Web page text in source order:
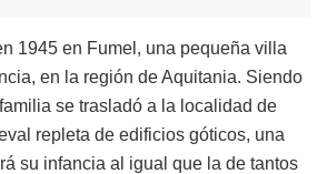
1945 en Fumel, una pequeña villa
en la región de Aquitania. Siendo
se trasladó a la localidad de
repleta de edificios góticos, una
su infancia al igual que la de tantos